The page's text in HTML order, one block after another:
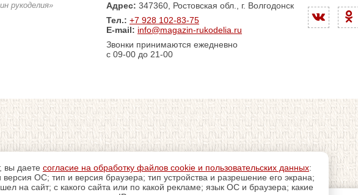
рукоделия»
Адрес: 347360, Ростовская обл., г. Волгодонск
Тел.: +7 928 102-83-75
E-mail: info@magazin-rukodelia.ru
Звонки принимаются ежедневно
с 09-00 до 21-00
вы даете согласие на обработку файлов cookie и пользовательских данных:
ОС; тип и версия браузера; тип устройства и разрешение его экрана;
на сайт; с какого сайта или по какой рекламе; язык ОС и браузера; какие